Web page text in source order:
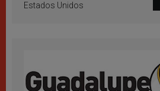
Estados Unidos